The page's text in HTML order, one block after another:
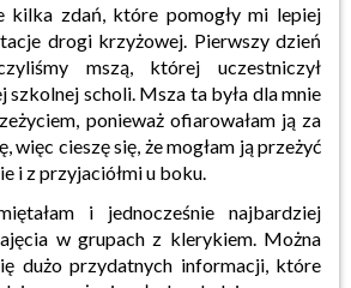
kilka zdań, które pomogły mi lepiej
drogi krzyżowej. Pierwszy dzień
mszą, której uczestniczył
szkolnej scholi. Msza ta była dla mnie
ponieważ ofiarowałam ją za
więc cieszę się, że mogłam ją przeżyć
i z przyjaciółmi u boku.
i jednocześnie najbardziej
w grupach z klerykiem. Można
dużo przydatnych informacji, które